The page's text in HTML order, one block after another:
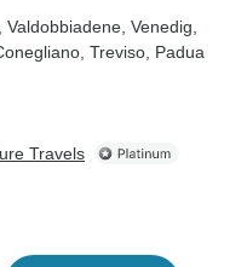
, Valdobbiadene , Venedig
, Treviso , Padua
Travels